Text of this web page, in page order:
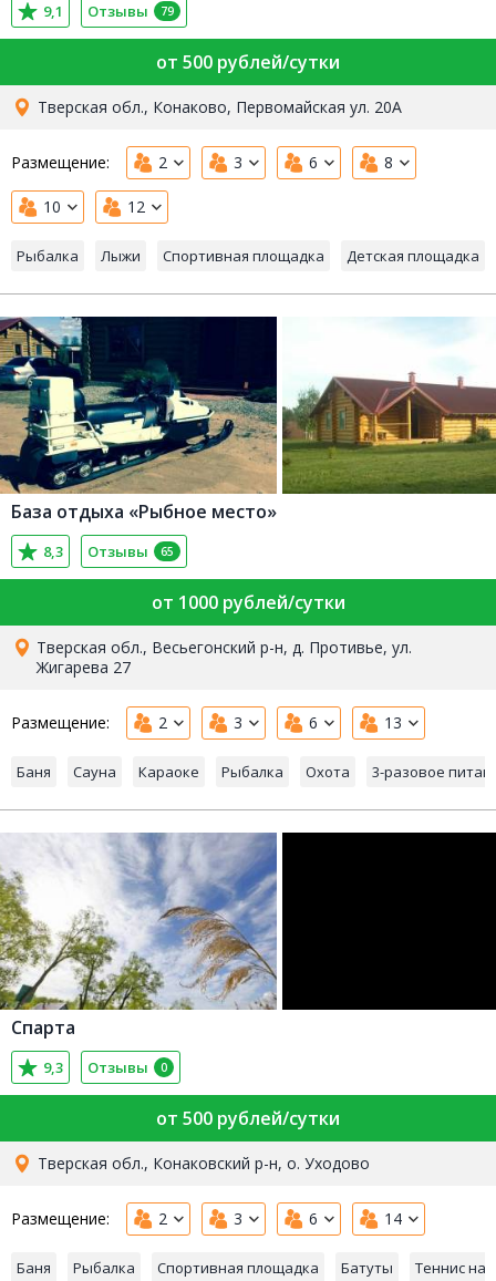
9,1 Отзывы 79
от 500 рублей/сутки
Тверская обл., Конаково, Первомайская ул. 20А
Размещение: 2 3 6 8
10 12
Рыбалка Лыжи Спортивная площадка Детская площадка
База отдыха «Рыбное место»
8,3 Отзывы 65
от 1000 рублей/сутки
Тверская обл., Весьегонский р-н, д. Противье, ул.
Жигарева 27
Размещение: 2 3 6 13
Баня Сауна Караоке Рыбалка Охота 3-разовое
Спарта
9,3 Отзывы 0
от 500 рублей/сутки
Тверская обл., Конаковский р-н, о. Уходово
Размещение: 2 3 6 14
Баня Рыбалка Спортивная площадка Батуты Теннис